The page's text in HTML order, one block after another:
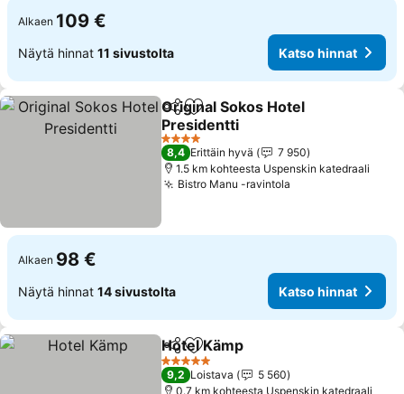
Alkaen 109 €
Näytä hinnat 11 sivustolta Katso hinnat
Jaa Lisää suosikkeihin
Original Sokos Hotel
Presidentti
Katso hinnat
4 Tähtiluokitus
8,4 Erittäin hyvä
7 950
1.5 km kohteesta Uspenskin katedraali
Bistro Manu -ravintola
Alkaen 98 €
Näytä hinnat 14 sivustolta Katso hinnat
Jaa Lisää suosikkeihin
Hotel Kämp
5 Tähtiluokitus
9,2 Loistava
5 560
0.7 km kohteesta Uspenskin katedraali